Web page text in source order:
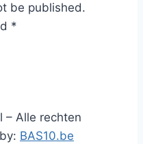
be published.
*
– Alle rechten
BAS10.be